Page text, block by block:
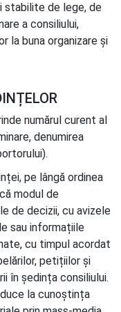
stabilite de lege, de
a consiliului,
la buna organizare și
numărul curent al
denumirea
pe lângă ordinea
modul de
de decizii, cu avizele
sau informațiile
cu timpul acordat
petițiilor și
în ședința consiliului.
la cunoștința